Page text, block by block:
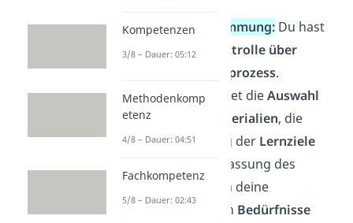
Selbstbestimmung: Du hast
die volle
Kontrolle über
deinen Lernprozess.
Das beinhaltet dieAuswahl
der Lernmaterialien, die
Bestimmung der Lernziele
und die Anpassung des
Lernwegs an deine
persönlichen Bedürfnisse
Kompetenzen
3/8 – Dauer: 05:12
Methodenkomp
etenz
4/8 – Dauer: 04:51
Fachkompetenz
5/8 – Dauer: 02:43